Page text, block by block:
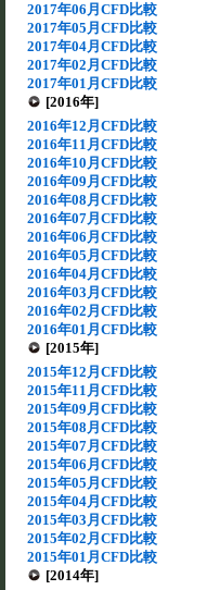
2017年06月CFD比較
2017年05月CFD比較
2017年04月CFD比較
2017年02月CFD比較
2017年01月CFD比較
[2016年]
2016年12月CFD比較
2016年11月CFD比較
2016年10月CFD比較
2016年09月CFD比較
2016年08月CFD比較
2016年07月CFD比較
2016年06月CFD比較
2016年05月CFD比較
2016年04月CFD比較
2016年03月CFD比較
2016年02月CFD比較
2016年01月CFD比較
[2015年]
2015年12月CFD比較
2015年11月CFD比較
2015年09月CFD比較
2015年08月CFD比較
2015年07月CFD比較
2015年06月CFD比較
2015年05月CFD比較
2015年04月CFD比較
2015年03月CFD比較
2015年02月CFD比較
2015年01月CFD比較
[2014年]